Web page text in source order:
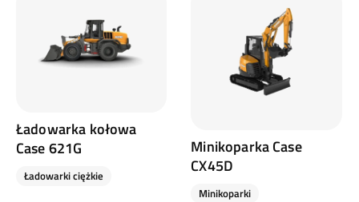
Ładowarka kołowa
Case 621G
Ładowarki ciężkie
Minikoparka Case
CX45D
Minikoparki